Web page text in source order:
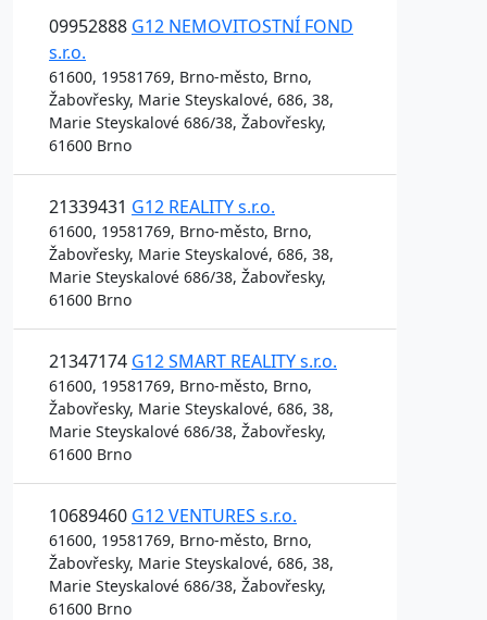
09952888 G12 NEMOVITOSTNÍ FOND
s.r.o.
61600, 19581769, Brno-město, Brno,
Žabovřesky, Marie Steyskalové, 686, 38,
Marie Steyskalové 686/38, Žabovřesky,
61600 Brno
21339431 G12 REALITY s.r.o.
61600, 19581769, Brno-město, Brno,
Žabovřesky, Marie Steyskalové, 686, 38,
Marie Steyskalové 686/38, Žabovřesky,
61600 Brno
21347174 G12 SMART REALITY s.r.o.
61600, 19581769, Brno-město, Brno,
Žabovřesky, Marie Steyskalové, 686, 38,
Marie Steyskalové 686/38, Žabovřesky,
61600 Brno
10689460 G12 VENTURES s.r.o.
61600, 19581769, Brno-město, Brno,
Žabovřesky, Marie Steyskalové, 686, 38,
Marie Steyskalové 686/38, Žabovřesky,
61600 Brno